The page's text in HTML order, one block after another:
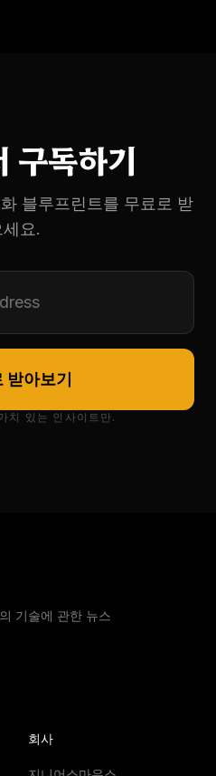
구독하기
블루프린트를 무료로 받
세요.
받아보기
치 있는 인사이트만.
기술에 관한 뉴스
회사